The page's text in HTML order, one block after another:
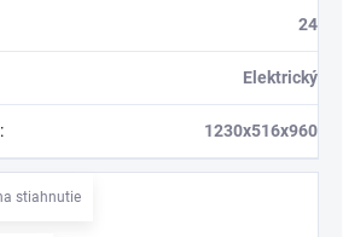
24
Elektrický
: 1230x516x960
stiahnutie